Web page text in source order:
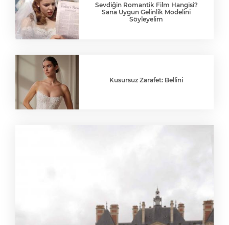
Sevdiğin Romantik Film Hangisi?
Sana Uygun Gelinlik Modelini
Söyleyelim
Kusursuz Zarafet: Bellini